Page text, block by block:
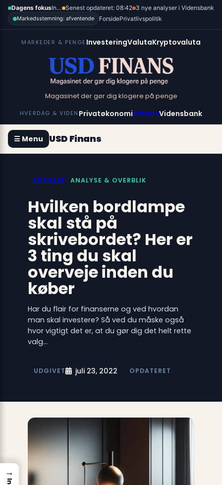
Spring
indhold
Dagens fokus Inflation, renter og dollar Senest opdateret: 08:42 3 nye analyser i Vidensbank
Markedsstemning: afventende ForsidePrivatlivspolitik
MARKEDER & PENGE InvesteringValutaKryptovaluta
Magasinet der gør dig klogere på penge
HVERDAG & VIDEN PrivatøkonomiErhvervVidensbank
☰ Menu USD Finans
ARTIKLER ANALYSE & OVERBLIK
Hvilken bordlampe
skal stå på
skrivebordet? Her er
3 ting du skal
overveje inden du
køber
Har du flair for finanserne og ved hvordan
man skal investere? Så ved du måske også
hvor vigtigt det er, at du gør dig det helt rette
valg…
UDGIVET juli 23, 2022 OPDATERET
→